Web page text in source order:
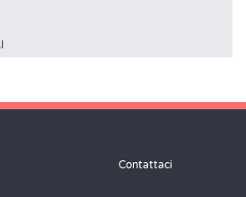
Contattaci